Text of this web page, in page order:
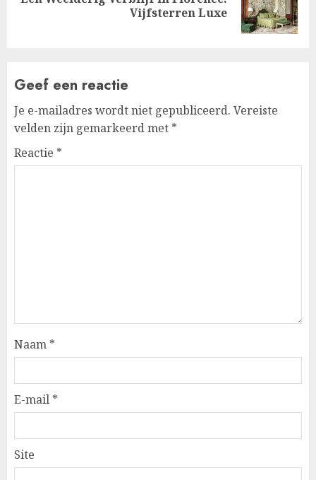
Vijfsterren Luxe
Geef een reactie
Je e-mailadres wordt niet gepubliceerd. Vereiste
velden zijn gemarkeerd met *
Reactie *
Naam *
E-mail *
Site